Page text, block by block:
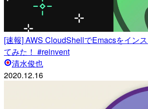
[速報] AWS CloudShellでEmacsをイン
てみた！ #reinvent
清水俊也
2020.12.16